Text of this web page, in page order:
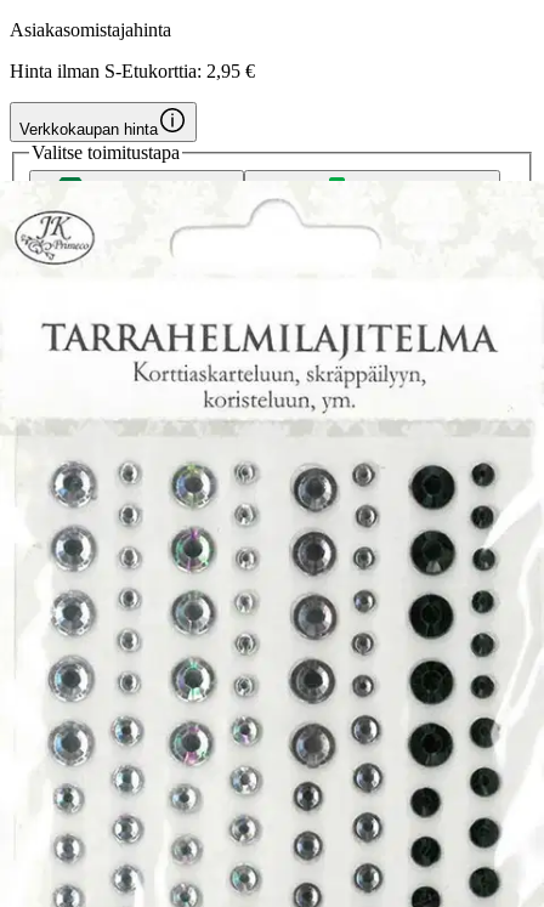
Asiakasomistajahinta
Hinta ilman S-Etukorttia: 2,95 €
Verkkokaupan hinta
Valitse toimitustapa
Siirry valitsemaan myymälä
Kotiin tai noutopisteeseen
Ilmainen toimitus yli 100 €:n tilauksille
Postin pakettiautomaattiin tai
palvelupisteeseen!
Tarkista myymäläsaatavuus
Tuotekuvaus
Pakkaus sisältää yhden arkin erikokoisia ja -sävyisiä. Sopii
korttiaskarteluun, skräppäilyyn ja koristeluun.